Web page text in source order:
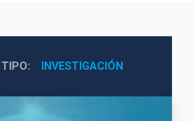
TIPO INVESTIGACIÓN